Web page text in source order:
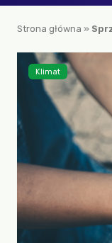
Strona główna »
Klimat